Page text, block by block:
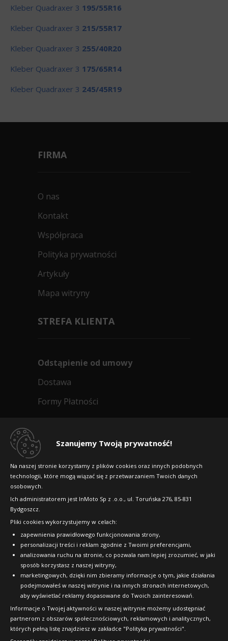
Szanujemy Twoją prywatność!
Na naszej stronie korzystamy z plików cookies oraz innych podobnych
technologii, które mogą wiązać się z przetwarzaniem Twoich danych
osobowych.
Ich administratorem jest InMoto Sp z .o.o., ul. Toruńska 276, 85-831
Bydgoszcz.
Pliki cookies wykorzystujemy w celach:
zapewnienia prawidłowego funkcjonowania strony,
personalizacji treści i reklam zgodnie z Twoimi preferencjami,
analizowania ruchu na stronie, co pozwala nam lepiej zrozumieć, w jaki
sposób korzystasz z naszej witryny,
marketingowych, dzięki nim zbieramy informacje o tym, jakie działania
podejmowałeś w naszej witrynie i na innych stronach internetowych,
aby wyświetlać reklamy dopasowane do Twoich zainteresowań.
Informacje o Twojej aktywności w naszej witrynie możemy udostępniać
partnerom z obszarów społecznościowych, reklamowych i analitycznych,
których pełną listę znajdziesz w zakładce "Polityka prywatności".
Kleber Quadraxer 3 195/55R16
Kleber Quadraxer 3 215/55R17
Kleber Quadraxer 3 255/40R20
Kleber Quadraxer 3 175/65R14
Kleber Quadraxer 3 245/45R19
FIRMA
O nas
Kontakt
Współpraca
Polityka prywatności
Artykuły
Mapa witryny
STREFA KLIENTA
Odstąpienie od umowy
Dostawa
Formy Płatności
Dlaczego warto kupić w 24opony.pl
Raty
FAQ
OFICJALNY PARTNER